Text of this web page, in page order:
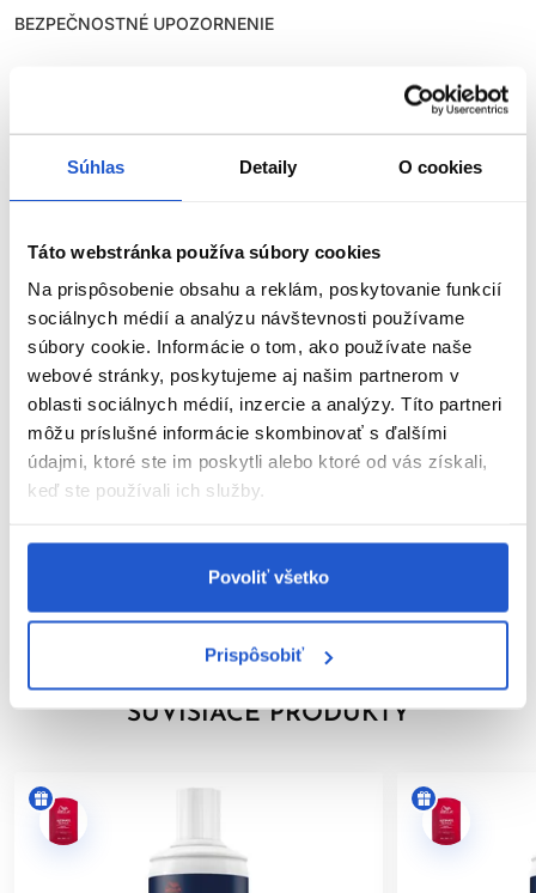
Súhlas Detaily O cookies
Táto webstránka používa súbory cookies
Na prispôsobenie obsahu a reklám, poskytovanie funkcií
sociálnych médií a analýzu návštevnosti používame
súbory cookie. Informácie o tom, ako používate naše
webové stránky, poskytujeme aj našim partnerom v
oblasti sociálnych médií, inzercie a analýzy. Títo partneri
môžu príslušné informácie skombinovať s ďalšími
údajmi, ktoré ste im poskytli alebo ktoré od vás získali,
keď ste používali ich služby.
Povoliť všetko
Prispôsobiť
BEZPEČNOSTNÉ UPOZORNENIE
použitím si pozorne prečítajte návod a dôsledne ho
TEST KOŽNEJ ZNÁŠANLIVOSTI
Aby sa predišlo alergickej reakcii, musí byť orientačný test
produktu. Naneste malé množstvo farby na čistú, suchú
pokožku (napr. na vnútornú stranu predlaktia) a nechajte
pôsobiť. Ak sa počas testu alebo do 48 hodín objaví
podráždenie, svrbenie, začervenanie alebo iné reakcie, výrobok
nepoužívajte.
NEFARBIŤ VLASY, AK:
máte vyrážky, citlivú, podráždenú alebo poškodenú
ste už mali alergickú reakciu na dočasné tetovanie čiernou
BEZPEČNOSTNÉ OPATRENIA:
Nepoužívajte na farbenie mihalníc a obočia.
Používajte vhodné ochranné rukavice.
Uchovávajte mimo dosahu detí.
ZOBRAZIŤ VIAC
Parametre
Značka
Hodnotenia
SÚVISIACE PRODUKTY